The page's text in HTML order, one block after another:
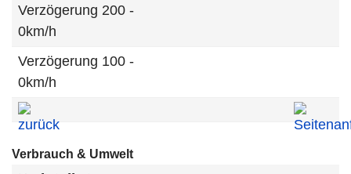
Verzögerung 200 -
0km/h
Verzögerung 100 -
0km/h
Verbrauch & Umwelt